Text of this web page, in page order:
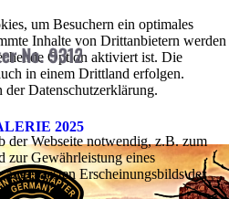
2025
um Besuchern ein optimales
Inhalte von Drittanbietern werden
Option aktiviert ist. Die
in einem Drittland erfolgen.
Datenschutzerklärung.
der Webseite notwendig, z.B. zum
zur Gewährleistung eines
Erscheinungsbilds der